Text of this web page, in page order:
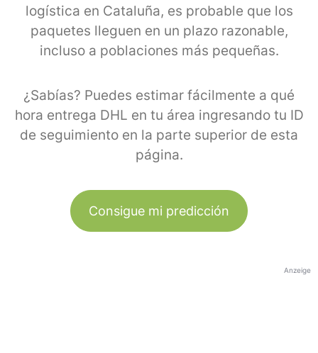
logística en Cataluña, es probable que los
paquetes lleguen en un plazo razonable,
incluso a poblaciones más pequeñas.
¿Sabías? Puedes estimar fácilmente a qué
hora entrega DHL en tu área ingresando tu ID
de seguimiento en la parte superior de esta
página.
Consigue mi predicción
Anzeige